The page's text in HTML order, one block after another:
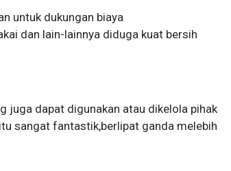
untuk dukungan biaya
dan lain-lainnya diduga kuat bersih
juga dapat digunakan atau dikelola pihak
sangat fantastik,berlipat ganda melebih